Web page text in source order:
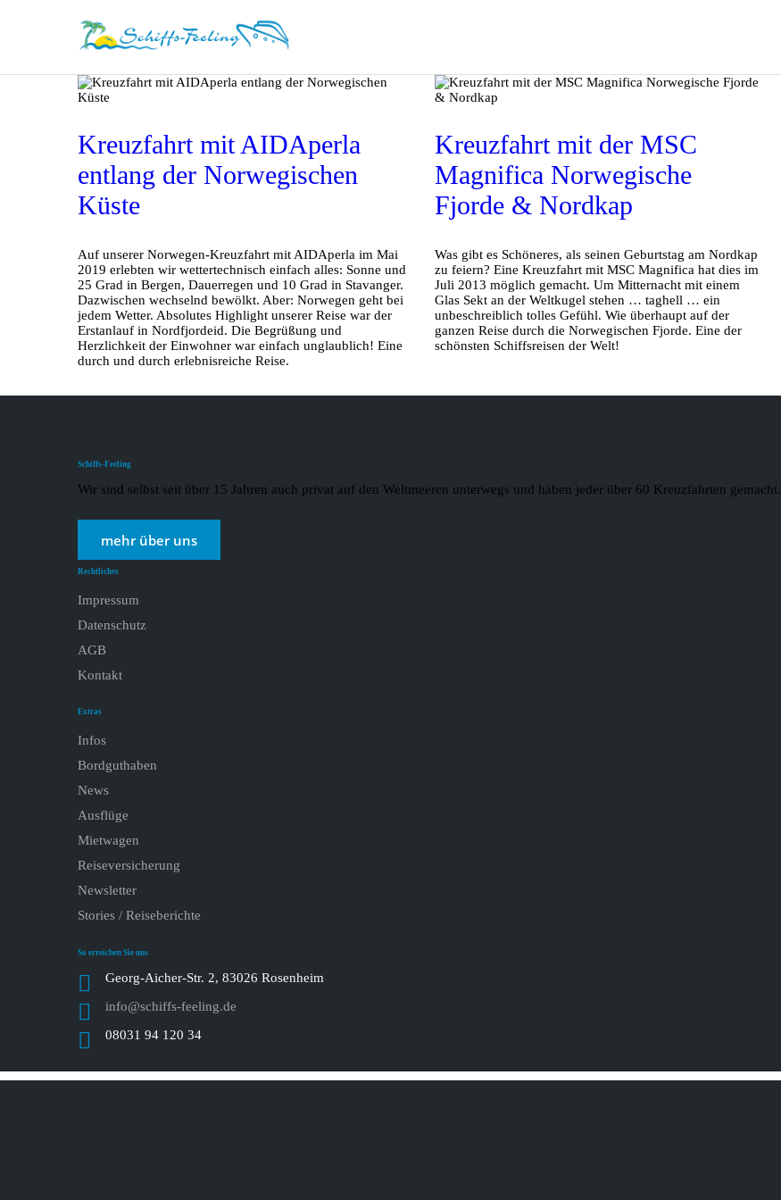
Kreuzfahrt mit AIDAperla
entlang der Norwegischen
Küste
Auf unserer Norwegen-Kreuzfahrt mit AIDAperla im Mai
2019 erlebten wir wettertechnisch einfach alles: Sonne und
25 Grad in Bergen, Dauerregen und 10 Grad in Stavanger.
Dazwischen wechselnd bewölkt. Aber: Norwegen geht bei
jedem Wetter. Absolutes Highlight unserer Reise war der
Erstanlauf in Nordfjordeid. Die Begrüßung und
Herzlichkeit der Einwohner war einfach unglaublich! Eine
durch und durch erlebnisreiche Reise.
Kreuzfahrt mit der MSC
Magnifica Norwegische
Fjorde & Nordkap
Was gibt es Schöneres, als seinen Geburtstag am Nordkap
zu feiern? Eine Kreuzfahrt mit MSC Magnifica hat dies im
Juli 2013 möglich gemacht. Um Mitternacht mit einem
Glas Sekt an der Weltkugel stehen … taghell … ein
unbeschreiblich tolles Gefühl. Wie überhaupt auf der
ganzen Reise durch die Norwegischen Fjorde. Eine der
schönsten Schiffsreisen der Welt!
Schiffs-Feeling
Wir sind selbst seit über 15 Jahren auch privat auf den Weltmeeren unterwegs und haben jeder über 60 Kreuzfahrten gemacht.
mehr über uns
Rechtliches
Impressum
Datenschutz
AGB
Kontakt
Extras
Infos
Bordguthaben
News
Ausflüge
Mietwagen
Reiseversicherung
Newsletter
Stories / Reiseberichte
So erreichen Sie uns
Georg-Aicher-Str. 2, 83026 Rosenheim
info@schiffs-feeling.de
08031 94 120 34